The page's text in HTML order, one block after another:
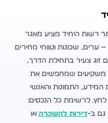
רשות היחיד מציע מאגר
שכונות וטווחי מחירים
צעיר בתחילת הדרך,
שמחפשים את
התמונות והאנשי
לרשימת כל הנכסים:
גם ב-דירות להשכרה או